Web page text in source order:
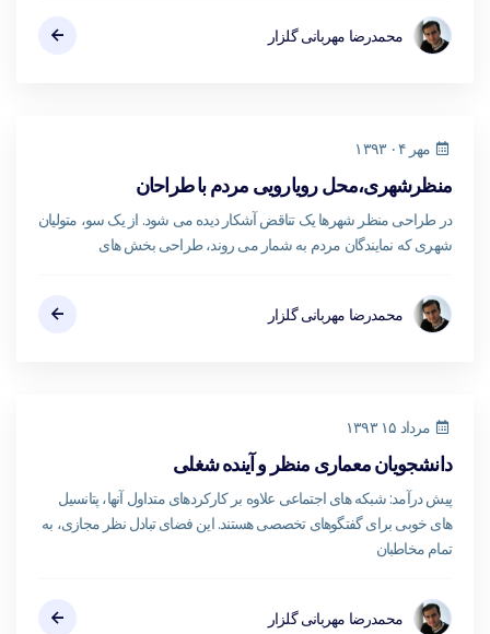
محمدرضا مهربانی گلزار
مهر ۰۴ ۱۳۹۳
منظرشهری،محل رویارویی مردم با طراحان
در طراحی منظر شهرها یک تناقض آشکار دیده می شود. از یک سو، متولیان
شهری که نمایندگان مردم به شمار می روند، طراحی بخش های
محمدرضا مهربانی گلزار
مرداد ۱۵ ۱۳۹۳
دانشجویان معماری منظر و آینده شغلی
پیش درآمد: شبکه های اجتماعی علاوه بر کارکردهای متداول آنها، پتانسیل
های خوبی برای گفتگوهای تخصصی هستند. این فضای تبادل نظر مجازی، به
تمام مخاطبان
محمدرضا مهربانی گلزار